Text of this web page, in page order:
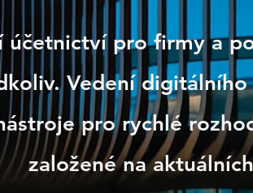
pro firmy a
Vedení
pro rychlé
založené na